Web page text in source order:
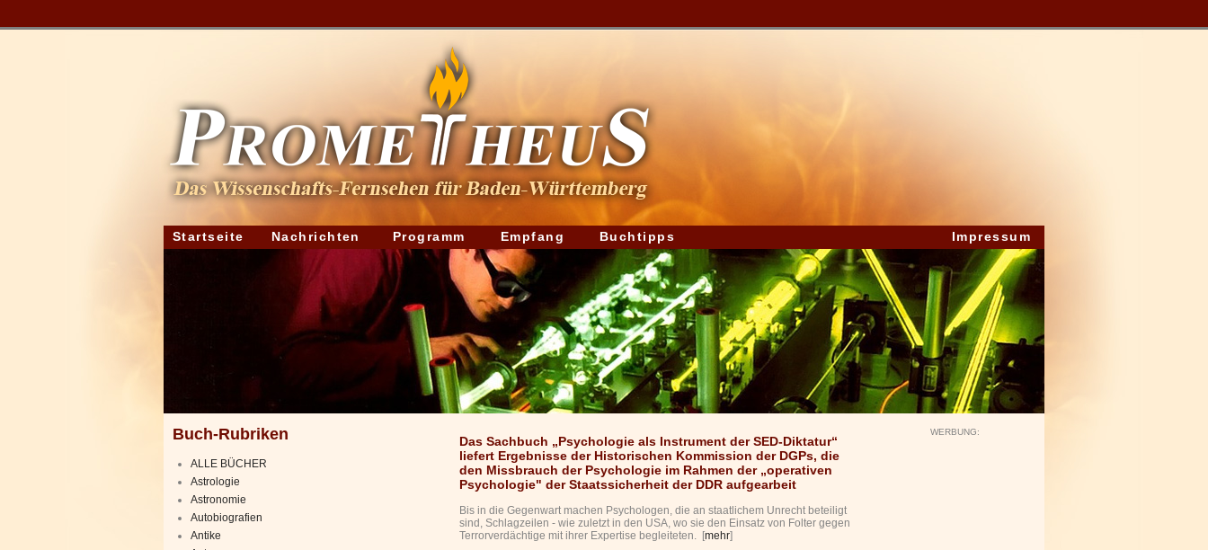
Startseite Nachrichten Programm Empfang Buchtipps Impressum
Buch-Rubriken
ALLE BÜCHER
Astrologie
Astronomie
Autobiografien
Antike
Das Sachbuch „Psychologie als Instrument der SED-Diktatur“
liefert Ergebnisse der Historischen Kommission der DGPs, die
den Missbrauch der Psychologie im Rahmen der „operativen
Psychologie" der Staatssicherheit der DDR aufgearbeit
Bis in die Gegenwart machen Psychologen, die an staatlichem Unrecht beteiligt
sind, Schlagzeilen - wie zuletzt in den USA, wo sie den Einsatz von Folter gegen
Terrorverdächtige mit ihrer Expertise begleiteten. [mehr]
WERBUNG: